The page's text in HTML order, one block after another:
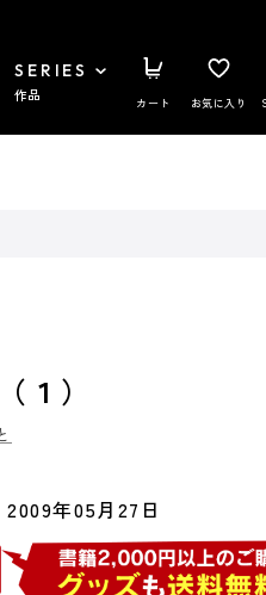
SERIES
作品 カート お気に入り
１）
2009年05月27日